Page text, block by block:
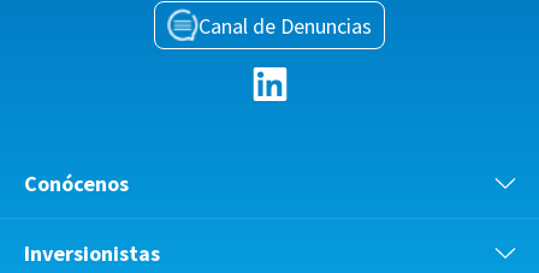
Canal de Denuncias
Conócenos
Inversionistas